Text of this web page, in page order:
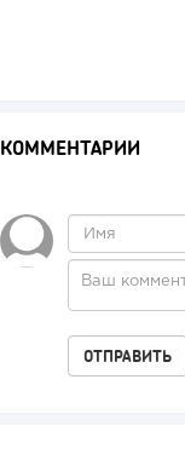
КОММЕНТАРИИ